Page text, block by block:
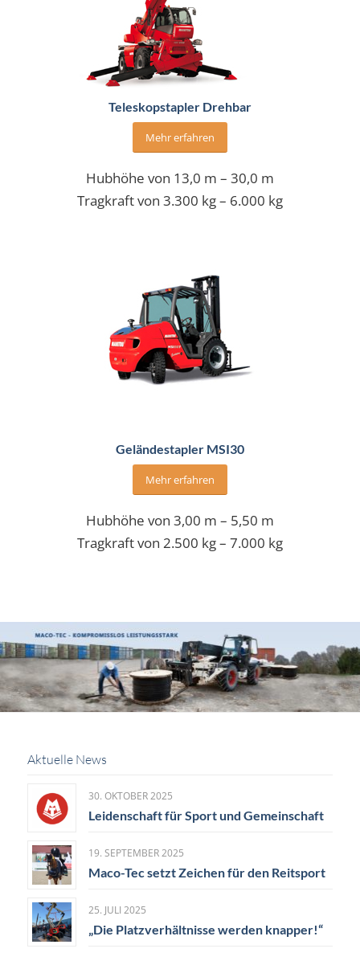
Teleskopstapler Drehbar
Mehr erfahren
Hubhöhe von 13,0 m – 30,0 m
Tragkraft von 3.300 kg – 6.000 kg
Geländestapler MSI30
Mehr erfahren
Hubhöhe von 3,00 m – 5,50 m
Tragkraft von 2.500 kg – 7.000 kg
Aktuelle News
30. OKTOBER 2025
Leidenschaft für Sport und Gemeinschaft
19. SEPTEMBER 2025
Maco-Tec setzt Zeichen für den Reitsport
25. JULI 2025
„Die Platzverhältnisse werden knapper!“